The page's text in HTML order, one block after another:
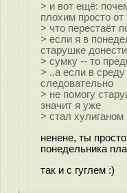
> и вот ещё:
плохим просто от
> что перестаёт
> если я в
старушке
> сумку -- то
> ..а если в
следовательно
> не помогу
значит я уже
> стал
ненене, ты
понедельника
так и с гуглем :)